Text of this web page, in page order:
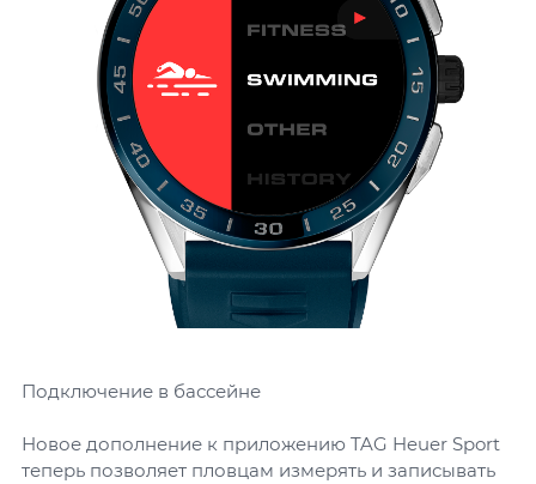
Подключение в бассейне
Новое дополнение к приложению TAG Heuer Sport
теперь позволяет пловцам измерять и записывать